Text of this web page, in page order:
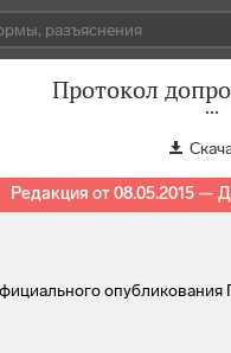
Протокол
Редакция от 08.05.2015 —